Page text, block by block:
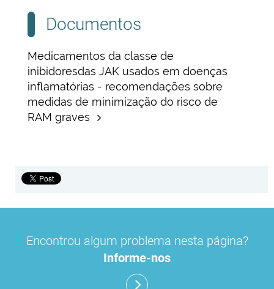
Documentos
Medicamentos da classe de
inibidoresdas JAK usados em doenças
inflamatórias - recomendações sobre
medidas de minimização do risco de
RAM graves
Encontrou algum problema nesta página?
Informe-nos